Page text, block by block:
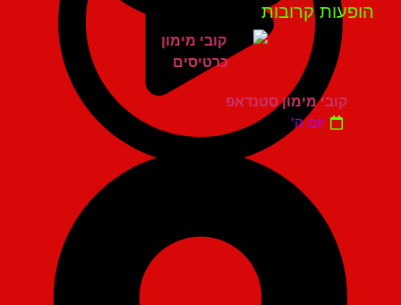
קרובות
קובי מימון סטנדאפ
יום ה'